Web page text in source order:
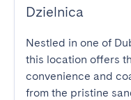
Dzielnica
Nestled in one of
this location offers
convenience and
from the pristine